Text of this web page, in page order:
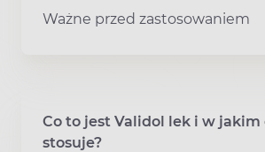
Ważne przed zastosowaniem
Co to jest Validol lek i w jakim
stosuje?